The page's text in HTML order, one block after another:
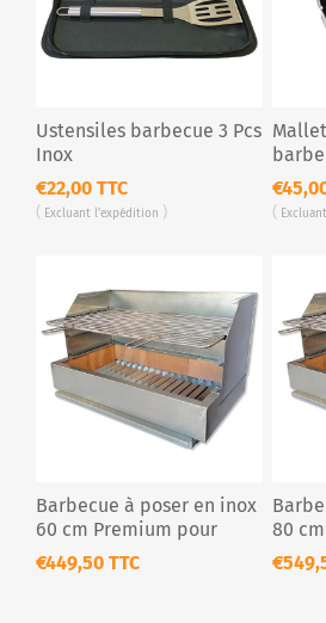
Ustensiles barbecue 3 Pcs
Inox
€22,00 TTC
Excluant l'expédition Excluant
Barbecue à poser en inox
60 cm Premium pour
extérieur
€449,50 TTC
80